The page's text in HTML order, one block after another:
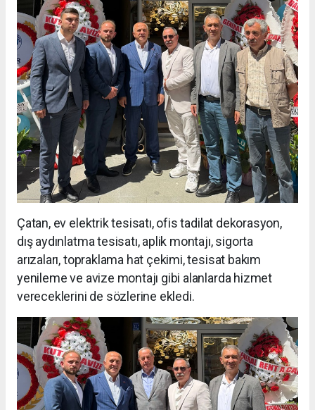
Çatan, ev elektrik tesisatı, ofis tadilat dekorasyon,
dış aydınlatma tesisatı, aplik montajı, sigorta
arızaları, topraklama hat çekimi, tesisat bakım
yenileme ve avize montajı gibi alanlarda hizmet
vereceklerini de sözlerine ekledi.